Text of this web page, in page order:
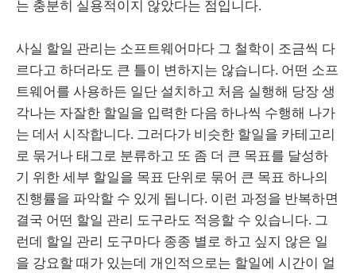
는 충분히 실용적이지 않았다는 점입니다.
사실 할일 관리는 소프트웨어마다 그 철학이 조금씩 다
르다고 하더라도 큰 틀이 변하지는 않습니다. 어떤 소프
트웨어를 사용하든 일단 설치하고 처음 실행해 당장 생
각나는 자잘한 할일을 입력한 다음 하나씩 수행해 나가
는 데서 시작합니다. 그러다가 비슷한 할일을 카테고리
로 묶거나 태그로 분류하고 또 좀 더 큰 목표를 달성하
기 위한 세부 할일을 목표 단위로 묶어 큰 목표 하나의
진행률을 파악할 수 있게 됩니다. 이런 과정을 반복하면
결국 어떤 할일 관리 도구라도 적응할 수 있습니다. 그
런데 할일 관리 도구마다 종종 별로 하고 싶지 않은 일
을 강요할 때가 있는데 개인적으로는 할일에 시간이 얼